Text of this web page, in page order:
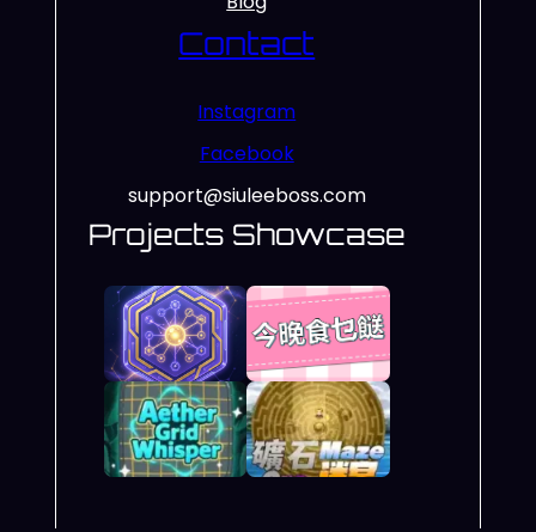
Contact
Instagram
Facebook
support@siuleeboss.com
Projects Showcase